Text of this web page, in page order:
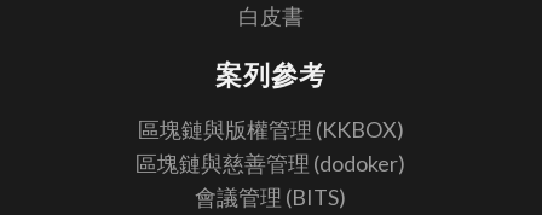
白皮書
案列參考
區塊鏈與版權管理 (KKBOX)
區塊鏈與慈善管理 (dodoker)
會議管理 (BITS)